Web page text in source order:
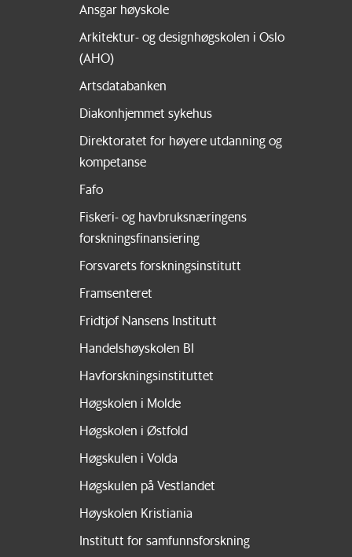
Ansgar høyskole
Arkitektur- og designhøgskolen i Oslo
(AHO)
Artsdatabanken
Diakonhjemmet sykehus
Direktoratet for høyere utdanning og
kompetanse
Fafo
Fiskeri- og havbruksnæringens
forskningsfinansiering
Forsvarets forskningsinstitutt
Framsenteret
Fridtjof Nansens Institutt
Handelshøyskolen BI
Havforskningsinstituttet
Høgskolen i Molde
Høgskolen i Østfold
Høgskulen i Volda
Høgskulen på Vestlandet
Høyskolen Kristiania
Institutt for samfunnsforskning